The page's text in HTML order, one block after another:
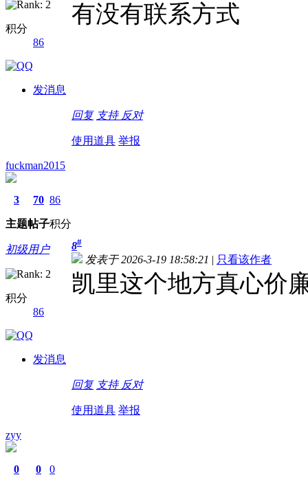
积分
86
发消息
有没有联系方式
回复 支持 反对
使用道具 举报
fuckman2015
3
主题
70
帖子
86
积分
初级用户
积分
86
发消息
8#
发表于 2026-3-19 18:58:21 | 只看该作者
凯里这个地方真心价
回复 支持 反对
使用道具 举报
zyy
0 0 0